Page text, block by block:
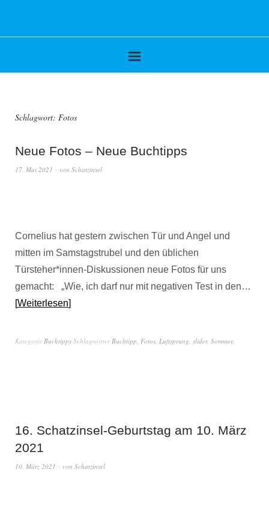
Schlagwort: Fotos
Neue Fotos – Neue Buchtipps
17. Mai 2021 von Schatzinsel
Cornelius hat gestern zwischen Tür und Angel und
mitten im Samstagstrubel und den üblichen
Türsteher*innen-Diskussionen neue Fotos für uns
gemacht: „Wie, ich darf nur mit negativen Test in den…
Weiterlesen
Kategorie Buchtipps SchlagwörterBuchtipp, Fotos, Luftsprung, slider, Sommer.
16. Schatzinsel-Geburtstag am 10. März
2021
10. März 2021 von Schatzinsel